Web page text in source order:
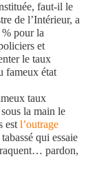
faut-il le
de l’Intérieur, a
pour la
et
le taux
fameux état
taux
la main le
est l’outrage
qui essaie
pardon,